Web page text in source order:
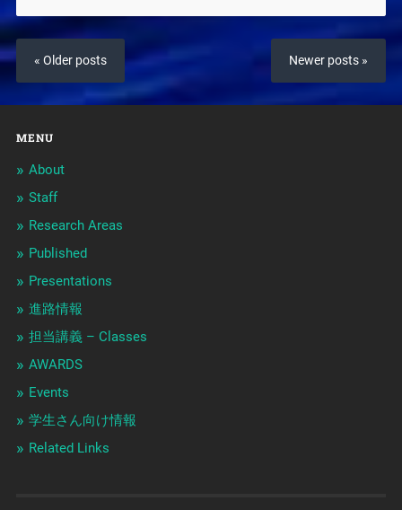
« Older posts Newer posts »
MENU
About
Staff
Research Areas
Published
Presentations
進路情報
担当講義 – Classes
AWARDS
Events
学生さん向け情報
Related Links